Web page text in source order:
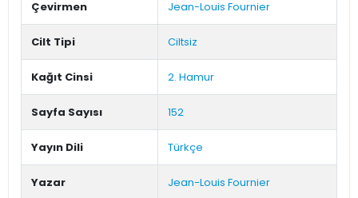
Çevirmen Jean-Louis Fournier
Cilt Tipi Ciltsiz
Kağıt Cinsi 2. Hamur
Sayfa Sayısı 152
Yayın Dili Türkçe
Yazar Jean-Louis Fournier